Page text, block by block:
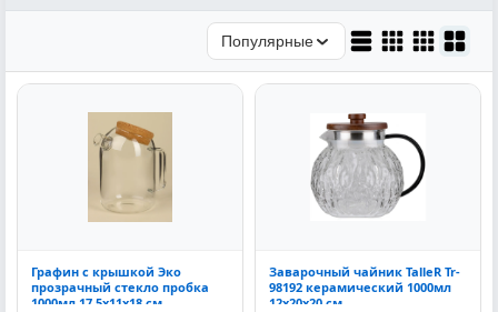
Популярные
Графин с крышкой Эко
прозрачный стекло пробка
1000мл 17.5x11x18 см
Заварочный чайник TalleR Tr-
98192 керамический 1000мл
12x20x20 см